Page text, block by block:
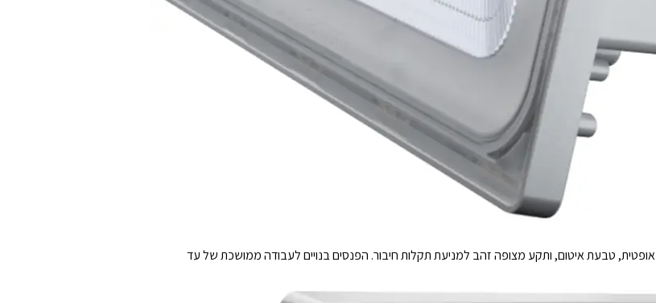
גוף התאורה עשוי סגסוגת אלומיניום-מגנזיום חזקה, עם עדשת PC אופטית, טבעת איטום, ותקע מצופה זהב למניעת תקלות חיבור. הפנסים בנויים לעבודה ממושכת של עד